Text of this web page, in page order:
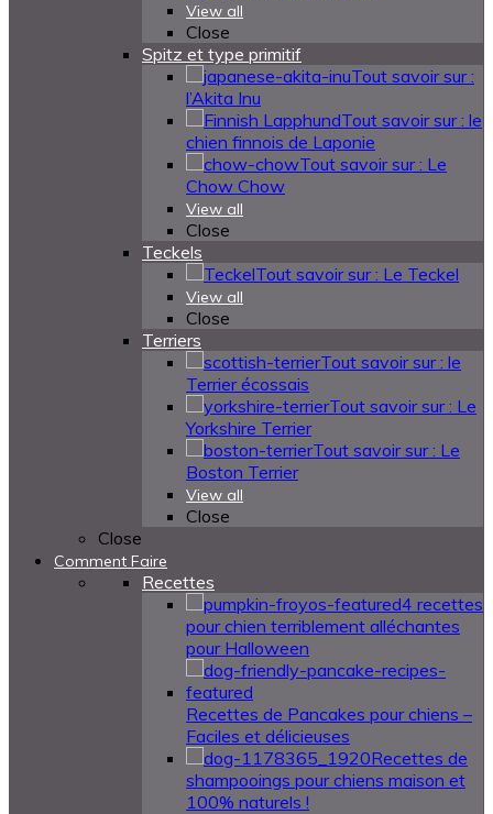
View all
Close
Spitz et type primitif
Tout savoir sur :
l’Akita Inu
Tout savoir sur : le
chien finnois de Laponie
Tout savoir sur : Le
Chow Chow
View all
Close
Teckels
Tout savoir sur : Le Teckel
View all
Close
Terriers
Tout savoir sur : le
Terrier écossais
Tout savoir sur : Le
Yorkshire Terrier
Tout savoir sur : Le
Boston Terrier
View all
Close
Close
Comment Faire
Recettes
4 recettes
pour chien terriblement alléchantes
pour Halloween
Recettes de Pancakes pour chiens –
Faciles et délicieuses
Recettes de
shampooings pour chiens maison et
100% naturels !